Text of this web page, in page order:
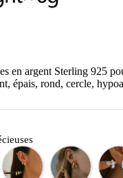
en argent Sterling 925
épais, rond, cercle,